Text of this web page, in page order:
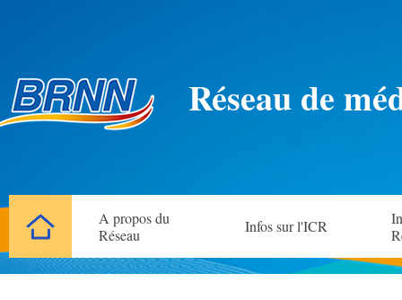
Réseau de
A propos du
Réseau
Infos sur l'ICR